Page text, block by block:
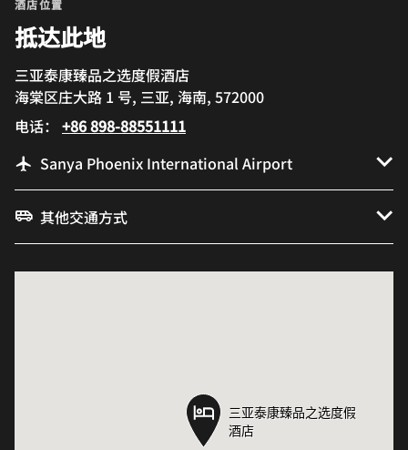
酒店位置
抵达此地
三亚泰康臻品之选度假酒店
海棠区庄大路 1 号, 三亚, 海南, 572000
电话： +86 898-88551111
Sanya Phoenix International Airport
其他交通方式
三亚泰康臻品之选度假
酒店
三亚泰康臻品之选度假
酒店